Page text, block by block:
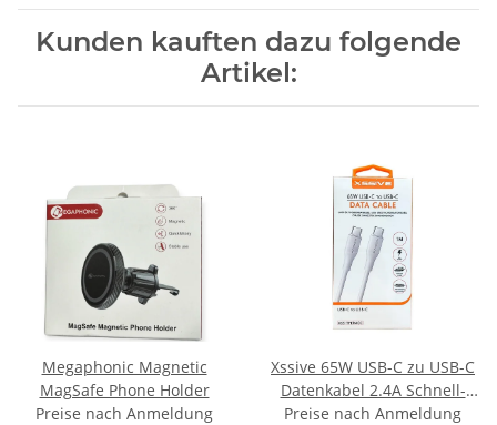
Kunden kauften dazu folgende
Artikel:
Megaphonic Magnetic
MagSafe Phone Holder
Preise nach Anmeldung
Xssive 65W USB-C zu USB-C
Datenkabel 2.4A Schnell-
Ladekabel Lade- und
Preise nach Anmeldung